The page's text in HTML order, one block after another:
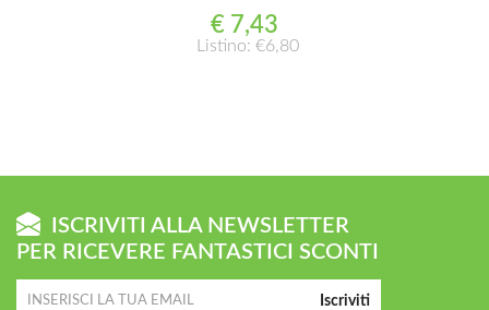
€ 7,43
Listino: €6,80
ISCRIVITI ALLA NEWSLETTER
PER RICEVERE FANTASTICI SCONTI
Iscriviti